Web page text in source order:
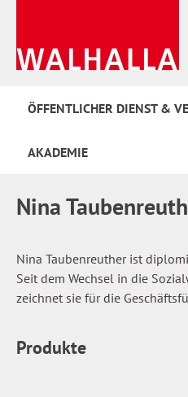
ÖFFENTLICHER DIENST &
AKADEMIE
Nina
Nina Taubenreuther ist
Seit dem Wechsel in die
zeichnet sie für die
Produkte